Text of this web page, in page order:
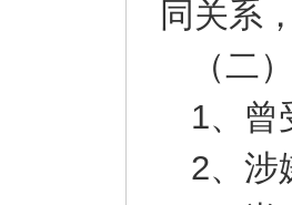
同关系
（二
1、曾
2、涉